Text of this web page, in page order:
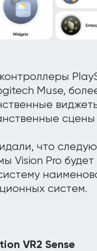
Muse,
сцены
что
Vision Pro будет
систем.
VR2 Sense